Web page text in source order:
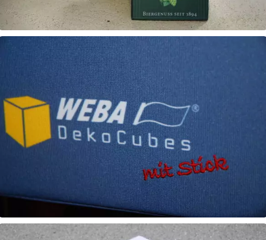
DekoCubes
Leibinger DekoCube Sitzwürfel